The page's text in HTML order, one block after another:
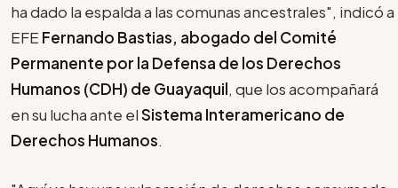
ha dado la espalda a las comunas ancestrales", indicó a
EFE Fernando Bastias, abogado del Comité
Permanente por la Defensa de los Derechos
Humanos (CDH) de Guayaquil, que los acompañará
en su lucha ante elSistema Interamericano de
Derechos Humanos.